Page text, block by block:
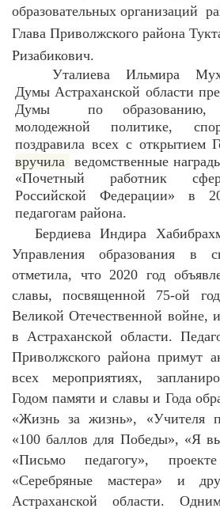
образовательных организаций
Глава Приволжского района
Ризабикович.
Уталиева Ильмира
Думы Астраханской области
Думы
по образованию,
молодежной политике,
поздравила всех с открытием
вручила ведомственные
«Почетный работник
Российской Федерации» в
педагогам района.
Бердиева Индира
Управления образования в
отметила, что 2020 год
славы, посвященной 75-ой
Великой Отечественной войне,
в Астраханской области.
Приволжского района примут
всех мероприятиях,
Годом памяти и славы и Года
«Жизнь за жизнь», «Учителя
«100 баллов для Победы», «Я
«Письмо педагогу»,
«Серебряные мастера» и
Астраханской области.